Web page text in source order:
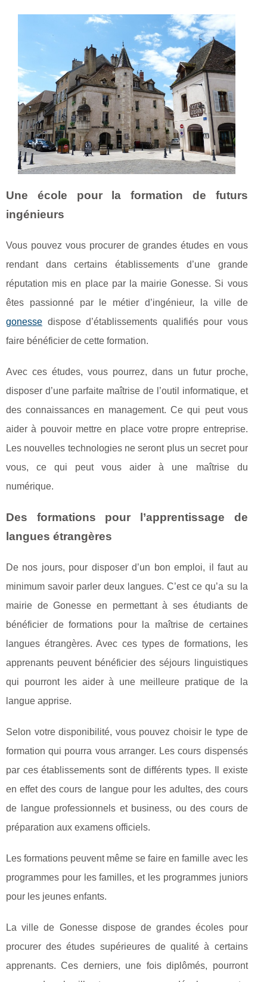
Une école pour la formation de futurs
ingénieurs
Vous pouvez vous procurer de grandes études en vous
rendant dans certains établissements d’une grande
réputation mis en place par la mairie Gonesse. Si vous
êtes passionné par le métier d’ingénieur, la ville de
gonesse dispose d’établissements qualifiés pour vous
faire bénéficier de cette formation.
Avec ces études, vous pourrez, dans un futur proche,
disposer d’une parfaite maîtrise de l’outil informatique, et
des connaissances en management. Ce qui peut vous
aider à pouvoir mettre en place votre propre entreprise.
Les nouvelles technologies ne seront plus un secret pour
vous, ce qui peut vous aider à une maîtrise du
numérique.
Des formations pour l’apprentissage de
langues étrangères
De nos jours, pour disposer d’un bon emploi, il faut au
minimum savoir parler deux langues. C’est ce qu’a su la
mairie de Gonesse en permettant à ses étudiants de
bénéficier de formations pour la maîtrise de certaines
langues étrangères. Avec ces types de formations, les
apprenants peuvent bénéficier des séjours linguistiques
qui pourront les aider à une meilleure pratique de la
langue apprise.
Selon votre disponibilité, vous pouvez choisir le type de
formation qui pourra vous arranger. Les cours dispensés
par ces établissements sont de différents types. Il existe
en effet des cours de langue pour les adultes, des cours
de langue professionnels et business, ou des cours de
préparation aux examens officiels.
Les formations peuvent même se faire en famille avec les
programmes pour les familles, et les programmes juniors
pour les jeunes enfants.
La ville de Gonesse dispose de grandes écoles pour
procurer des études supérieures de qualité à certains
apprenants. Ces derniers, une fois diplômés, pourront